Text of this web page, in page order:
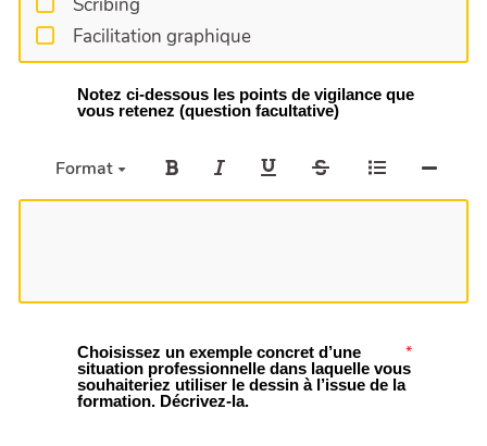
Scribing
Facilitation graphique
Notez ci-dessous les points de vigilance que
vous retenez (question facultative)
Format
Choisissez un exemple concret d’une
situation professionnelle dans laquelle vous
souhaiteriez utiliser le dessin à l’issue de la
formation. Décrivez-la.